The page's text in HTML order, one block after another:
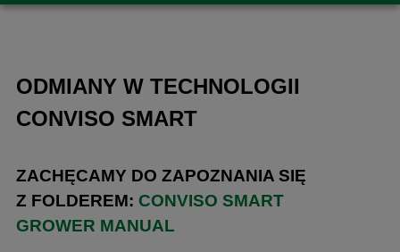
ODMIANY W TECHNOLOGII
CONVISO SMART
ZACHĘCAMY DO ZAPOZNANIA SIĘ
Z FOLDEREM: CONVISO SMART
GROWER MANUAL